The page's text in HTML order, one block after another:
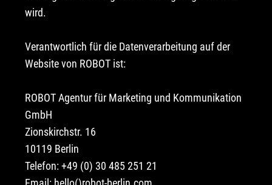
wird.
Verantwortlich für die Datenverarbeitung auf der
Website von ROBOT ist:
ROBOT Agentur für Marketing und Kommunikation
GmbH
Zionskirchstr. 16
10119 Berlin
Telefon: +49 (0) 30 485 251 21